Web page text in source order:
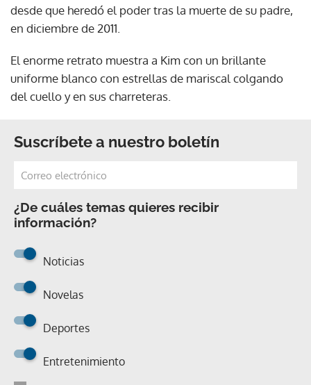
desde que heredó el poder tras la muerte de su padre,
en diciembre de 2011.
El enorme retrato muestra a Kim con un brillante
uniforme blanco con estrellas de mariscal colgando
del cuello y en sus charreteras.
Suscríbete a nuestro boletín
¿De cuáles temas quieres recibir
información?
Noticias
Novelas
Deportes
Entretenimiento